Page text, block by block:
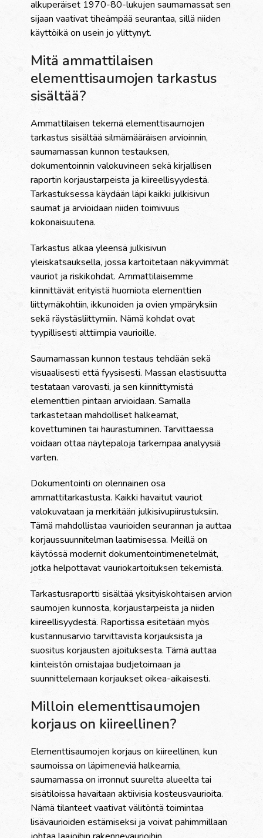
alkuperäiset 1970-80-lukujen saumamassat sen
sijaan vaativat tiheämpää seurantaa, sillä niiden
käyttöikä on usein jo ylittynyt.
Mitä ammattilaisen
elementtisaumojen tarkastus
sisältää?
Ammattilaisen tekemä elementtisaumojen
tarkastus sisältää silmämääräisen arvioinnin,
saumamassan kunnon testauksen,
dokumentoinnin valokuvineen sekä kirjallisen
raportin korjaustarpeista ja kiireellisyydestä.
Tarkastuksessa käydään läpi kaikki julkisivun
saumat ja arvioidaan niiden toimivuus
kokonaisuutena.
Tarkastus alkaa yleensä julkisivun
yleiskatsauksella, jossa kartoitetaan näkyvimmät
vauriot ja riskikohdat. Ammattilaisemme
kiinnittävät erityistä huomiota elementtien
liittymäkohtiin, ikkunoiden ja ovien ympäryksiin
sekä räystäsliittymiin. Nämä kohdat ovat
tyypillisesti alttiimpia vaurioille.
Saumamassan kunnon testaus tehdään sekä
visuaalisesti että fyysisesti. Massan elastisuutta
testataan varovasti, ja sen kiinnittymistä
elementtien pintaan arvioidaan. Samalla
tarkastetaan mahdolliset halkeamat,
kovettuminen tai haurastuminen. Tarvittaessa
voidaan ottaa näytepaloja tarkempaa analyysiä
varten.
Dokumentointi on olennainen osa
ammattitarkastusta. Kaikki havaitut vauriot
valokuvataan ja merkitään julkisivupiirustuksiin.
Tämä mahdollistaa vaurioiden seurannan ja auttaa
korjaussuunnitelman laatimisessa. Meillä on
käytössä modernit dokumentointimenetelmät,
jotka helpottavat vauriokartoituksen tekemistä.
Tarkastusraportti sisältää yksityiskohtaisen arvion
saumojen kunnosta, korjaustarpeista ja niiden
kiireellisyydestä. Raportissa esitetään myös
kustannusarvio tarvittavista korjauksista ja
suositus korjausten ajoituksesta. Tämä auttaa
kiinteistön omistajaa budjetoimaan ja
suunnittelemaan korjaukset oikea-aikaisesti.
Milloin elementtisaumojen
korjaus on kiireellinen?
Elementtisaumojen korjaus on kiireellinen, kun
saumoissa on läpimeneviä halkeamia,
saumamassa on irronnut suurelta alueelta tai
sisätiloissa havaitaan aktiivisia kosteusvaurioita.
Nämä tilanteet vaativat välitöntä toimintaa
lisävaurioiden estämiseksi ja voivat pahimmillaan